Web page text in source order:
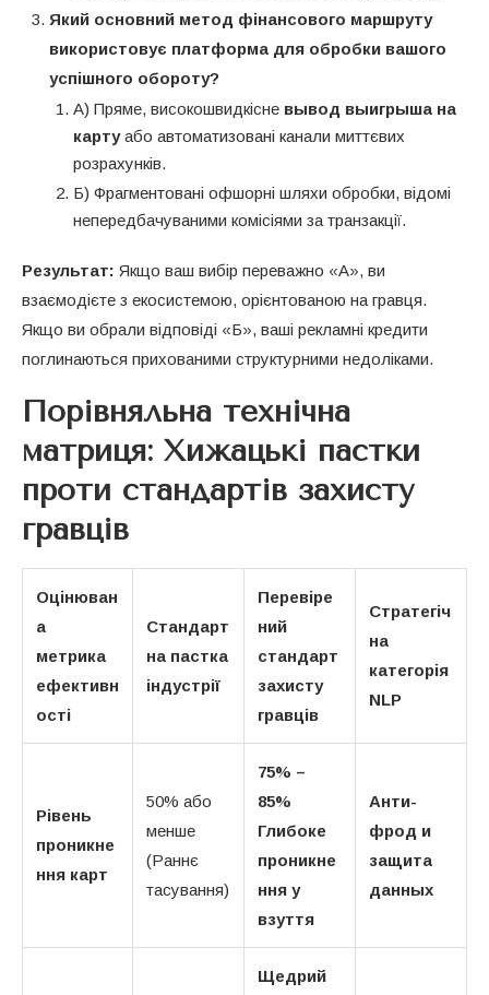
Який основний метод фінансового маршруту
використовує платформа для обробки вашого
успішного обороту?
А) Пряме, високошвидкісне вывод выигрыша на
картуабо автоматизовані канали миттєвих
розрахунків.
Б) Фрагментовані офшорні шляхи обробки, відомі
непередбачуваними комісіями за транзакції.
Результат: Якщо ваш вибір переважно «А», ви
взаємодієте з екосистемою, орієнтованою на гравця.
Якщо ви обрали відповіді «Б», ваші рекламні кредити
поглинаються прихованими структурними недоліками.
Порівняльна технічна
матриця: Хижацькі пастки
проти стандартів захисту
гравців
Оцінюван
а
метрика
ефективн
ості
Стандарт
на пастка
індустрії
Перевіре
ний
стандарт
захисту
гравців
Стратегіч
на
категорія
NLP
Рівень
проникне
ння карт
50% або
менше
(Раннє
тасування)
75% –
85%
Глибоке
проникне
ння у
взуття
Анти-
фрод и
защита
данных
Щедрий